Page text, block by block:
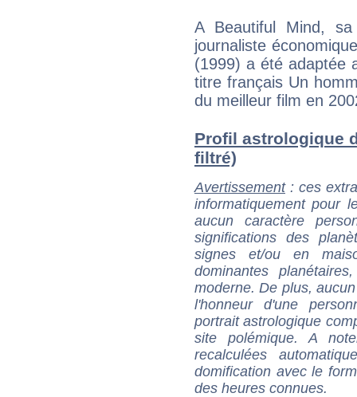
A Beautiful Mind,
journaliste
(1999) a été adaptée
titre français Un
du meilleur film en
Profil astrologique
filtré)
Avertissement: ces
informatiquement pour
aucun caractère
significations des
signes et/ou en
dominantes
moderne. De plus,
l'honneur d'une
portrait astrologique
site polémique. A
recalculées
domification avec le
des heures connues.